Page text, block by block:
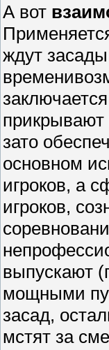
А вот
ждут
зато
основном
игроков, а
игроков,
выпускают
мощными
засад,
мстят за